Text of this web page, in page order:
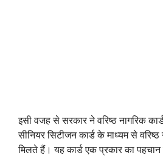
इसी वजह से सरकार ने वरिष्ठ नागरिक
सीनियर सिटीजन कार्ड के माध्यम से
मिलते हैं। यह कार्ड एक प्रकार का